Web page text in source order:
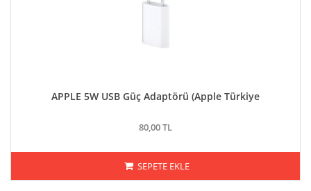
APPLE 5W USB Güç Adaptörü (Apple Türkiye
80,00 TL
SEPETE EKLE